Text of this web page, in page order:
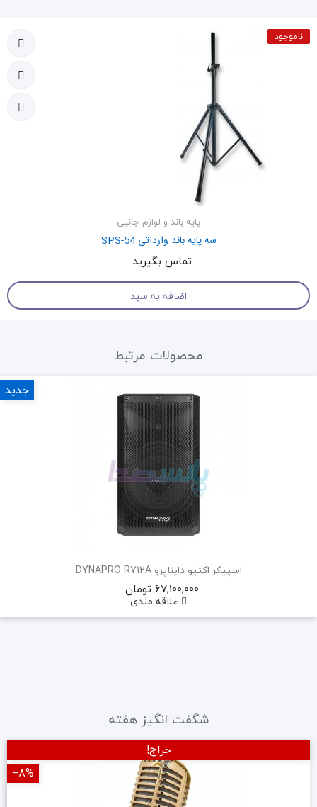
ناموجود
پایه باند و لوازم جانبی
سه پایه باند وارداتی SPS-54
تماس بگیرید
اضافه به سبد
محصولات مرتبط
اسپیکر اکتیو دایناپرو DYNAPRO R712A
67,100,000 تومان
علاقه مندی
جدید
شگفت انگیز هفته
حراج!
‎−8%